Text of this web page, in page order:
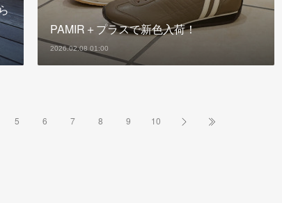
PAMIR＋プラスで新色入荷！
2026.02.08 01:00
5 6 7 8 9 10